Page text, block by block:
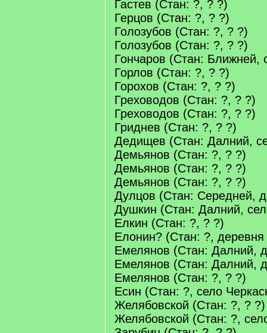
Гастев (Стан: ?, ? ?)
Герцов (Стан: ?, ? ?)
Голозубов (Стан: ?, ? ?)
Голозубов (Стан: ?, ? ?)
Гончаров (Стан: Ближней,
Горлов (Стан: ?, ? ?)
Горохов (Стан: ?, ? ?)
Греховодов (Стан: ?, ? ?)
Греховодов (Стан: ?, ? ?)
Гриднев (Стан: ?, ? ?)
Дедищев (Стан: Далний,
Демьянов (Стан: ?, ? ?)
Демьянов (Стан: ?, ? ?)
Демьянов (Стан: ?, ? ?)
Дулцов (Стан: Середней,
Душкин (Стан: Далний,
Елкин (Стан: ?, ? ?)
Елонин? (Стан: ?,
Емелянов (Стан: Далний,
Емелянов (Стан: Далний,
Емелянов (Стан: ?, ? ?)
Есин (Стан: ?, село
Желябовской (Стан: ?, ? ?)
Желябовской (Стан: ?,